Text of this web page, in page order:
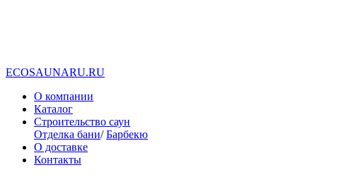
ECOSAUNARU.RU
О компании
Каталог
Строительство саун
Отделка бани/Барбекю
О доставке
Контакты